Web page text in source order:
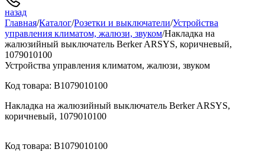
назад
Главная/Каталог/Розетки и выключатели/Устройства
управления климатом, жалюзи, звуком/Накладка на
жалюзийный выключатель Berker ARSYS, коричневый,
1079010100
Устройства управления климатом, жалюзи, звуком
Код товара: B1079010100
Накладка на жалюзийный выключатель Berker ARSYS,
коричневый, 1079010100
Код товара: B1079010100